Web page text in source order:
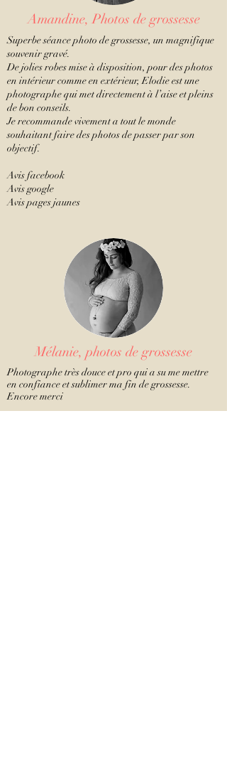
Amandine, Photos de grossesse
Superbe séance photo de grossesse, un magnifique
souvenir gravé.
De jolies robes mise à disposition, pour des photos
en intérieur comme en extérieur, Elodie est une
photographe qui met directement à l’aise et pleins
de bon conseils.
Je recommande vivement a tout le monde
souhaitant faire des photos de passer par son
objectif.
Avis facebook
Avis google
Avis pages jaunes
Mélanie, photos de grossesse
Photographe très douce et pro qui a su me mettre
en confiance et sublimer ma fin de grossesse.
Encore merci